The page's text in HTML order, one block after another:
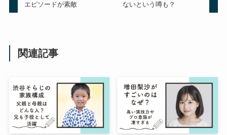
エピソードが素敵
ないという噂も？
関連記事